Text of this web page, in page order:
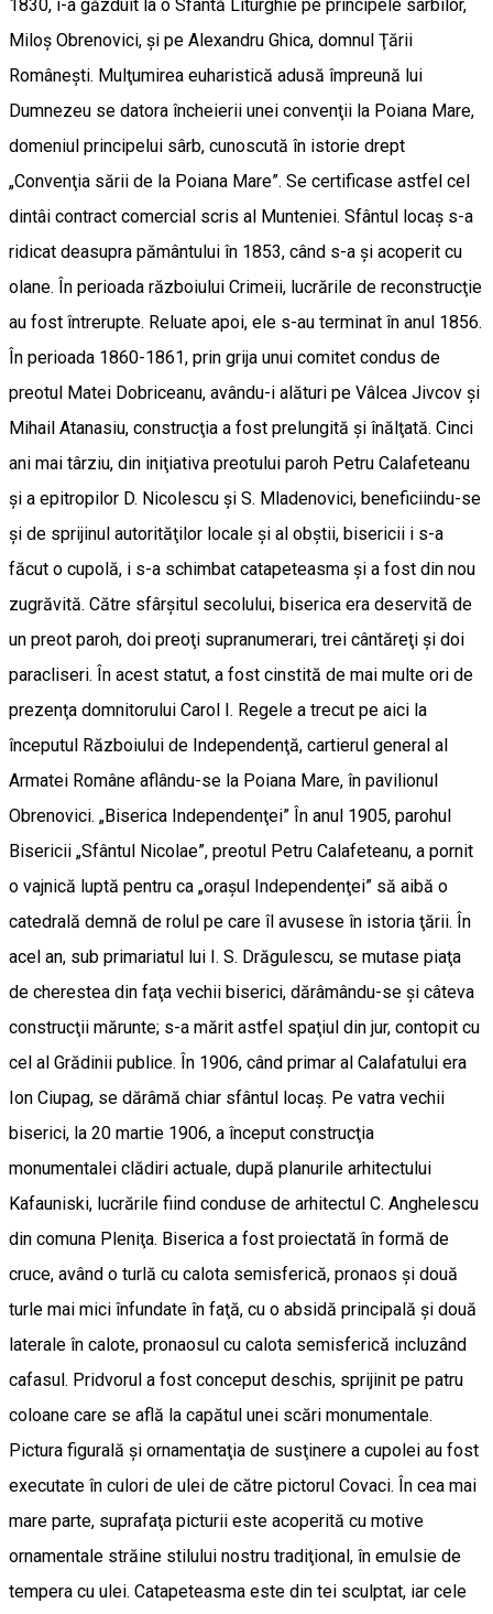
1830, i-a găzduit la o Sfântă Liturghie pe principele sârbilor,
Miloş Obrenovici, şi pe Alexandru Ghica, domnul Ţării
Româneşti. Mulţumirea euharistică adusă împreună lui
Dumnezeu se datora încheierii unei convenţii la Poiana Mare,
domeniul principelui sârb, cunoscută în istorie drept
„Convenţia sării de la Poiana Mare”. Se certificase astfel cel
dintâi contract comercial scris al Munteniei. Sfântul locaş s-a
ridicat dea­supra pământului în 1853, când s-a şi acoperit cu
olane. În perioada războiului Crimeii, lucrările de reconstrucţie
au fost întrerupte. Reluate apoi, ele s-au terminat în anul 1856.
În perioada 1860-1861, prin grija unui comitet condus de
preotul Matei Dobriceanu, avându-i alături pe Vâlcea Jivcov şi
Mihail Atanasiu, construcţia a fost prelungită şi înălţată. Cinci
ani mai târziu, din iniţiativa preotului paroh Petru Calafeteanu
şi a epitropilor D. Nicolescu şi S. Mladenovici, beneficiindu-se
şi de sprijinul autorităţilor locale şi al obştii, bisericii i s-a
făcut o cupolă, i s-a schimbat catapeteasma şi a fost din nou
zugrăvită. Către sfârşitul secolului, biserica era deservită de
un preot paroh, doi preoţi supranumerari, trei cântăreţi şi doi
paracliseri. În acest statut, a fost cinstită de mai multe ori de
prezenţa domnitorului Carol I. Regele a trecut pe aici la
începutul Războiului de Independenţă, cartierul general al
Armatei Române aflându-se la Poiana Mare, în pavilionul
Obrenovici. „Biserica Independenţei” În anul 1905, parohul
Bisericii „Sfântul Nicolae”, preotul Petru Calafeteanu, a pornit
o vajnică luptă pentru ca „oraşul Independenţei” să aibă o
catedrală demnă de rolul pe care îl avusese în istoria ţării. În
acel an, sub primariatul lui I. S. Drăgulescu, se mutase piaţa
de cherestea din faţa vechii biserici, dărâ­mân­du-se şi câteva
construcţii mărunte; s-a mărit astfel spaţiul din jur, contopit cu
cel al Grădinii publice. În 1906, când primar al Calafatului era
Ion Ciupag, se dărâmă chiar sfântul locaş. Pe vatra vechii
biserici, la 20 martie 1906, a început construcţia
monumentalei clădiri actuale, după planurile arhitectului
Kafauniski, lucrările fiind conduse de arhitectul C. Anghelescu
din comuna Pleniţa. Biserica a fost proiectată în formă de
cruce, având o turlă cu calota semisferică, pronaos şi două
turle mai mici înfundate în faţă, cu o absidă principală şi două
laterale în calote, pronaosul cu calota semisferică incluzând
cafasul. Pridvorul a fost conceput deschis, sprijinit pe patru
coloane care se află la capătul unei scări monumentale.
Pictura figurală şi ornamentaţia de susţinere a cupolei au fost
executate în culori de ulei de către pictorul Covaci. În cea mai
mare parte, suprafaţa picturii este acoperită cu motive
ornamentale străine stilului nostru tradiţional, în emulsie de
tempera cu ulei. Catapeteasma este din tei sculptat, iar cele